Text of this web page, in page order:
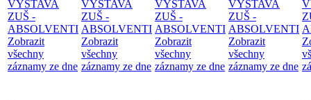
VÝSTAVA
ZUŠ -
ABSOLVENTI
Zobrazit
všechny
záznamy ze dne
VÝSTAVA
ZUŠ -
ABSOLVENTI
Zobrazit
všechny
záznamy ze dne
VÝSTAVA
ZUŠ -
ABSOLVENTI
Zobrazit
všechny
záznamy ze dne
VÝSTAVA
ZUŠ -
ABSOLVENTI
Zobrazit
všechny
záznamy ze dne